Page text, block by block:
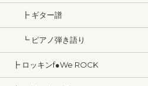
┣ ギター譜
┗ ピアノ弾き語り
┣ ロッキンf●We ROCK